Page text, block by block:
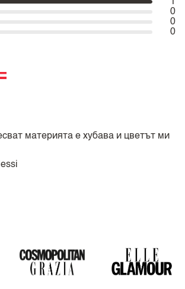
1
0
0
0
материята е хубава и цветът ми